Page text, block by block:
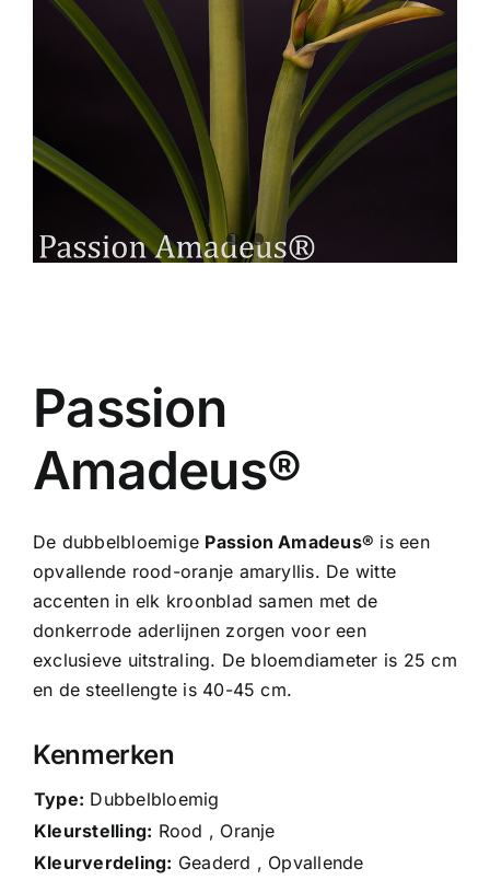
Passion
Amadeus®
De dubbelbloemige Passion Amadeus® is een
opvallende rood-oranje amaryllis. De witte
accenten in elk kroonblad samen met de
donkerrode aderlijnen zorgen voor een
exclusieve uitstraling. De bloemdiameter is 25 cm
en de steellengte is 40-45 cm.
Kenmerken
Type: Dubbelbloemig
Kleurstelling: Rood , Oranje
Kleurverdeling: Geaderd , Opvallende